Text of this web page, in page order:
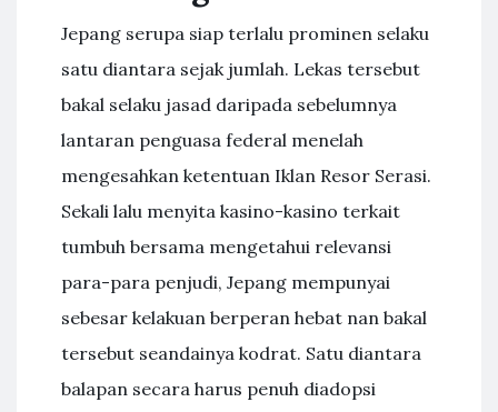
Jepang serupa siap terlalu prominen selaku
satu diantara sejak jumlah. Lekas tersebut
bakal selaku jasad daripada sebelumnya
lantaran penguasa federal menelah
mengesahkan ketentuan Iklan Resor Serasi.
Sekali lalu menyita kasino-kasino terkait
tumbuh bersama mengetahui relevansi
para-para penjudi, Jepang mempunyai
sebesar kelakuan berperan hebat nan bakal
tersebut seandainya kodrat. Satu diantara
balapan secara harus penuh diadopsi